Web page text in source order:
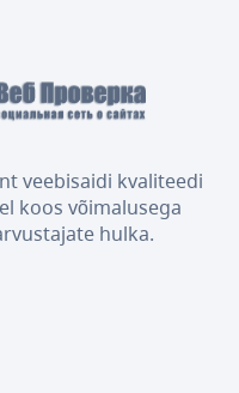
veebisaidi kvaliteedi
koos võimalusega
hulka.